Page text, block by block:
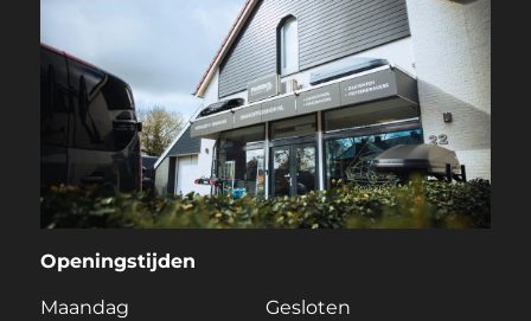
Openingstijden
Maandag
Gesloten